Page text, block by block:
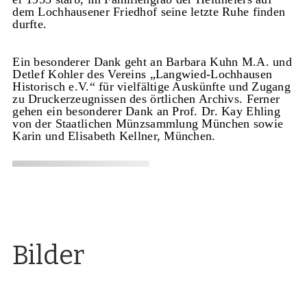
dem Lochhausener Friedhof seine letzte Ruhe finden
durfte.
Ein besonderer Dank geht an Barbara Kuhn M.A. und
Detlef Kohler des Vereins „Langwied-Lochhausen
Historisch e.V.“ für vielfältige Auskünfte und Zugang
zu Druckerzeugnissen des örtlichen Archivs. Ferner
gehen ein besonderer Dank an Prof. Dr. Kay Ehling
von der Staatlichen Münzsammlung München sowie
Karin und Elisabeth Kellner, München.
Bilder